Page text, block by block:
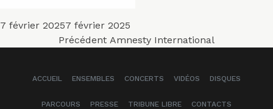
Publié
7 février 20257 février 2025
Navigation
Précédent Article
Amnesty International
ACCUEIL ENSEMBLES CONCERTS VIDÉOS DISQUES
PARCOURS PRESSE TRIBUNE LIBRE CONTACTS